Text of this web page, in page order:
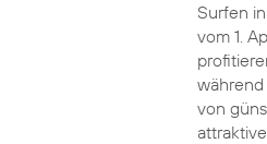
Surfen
vom 1.
von